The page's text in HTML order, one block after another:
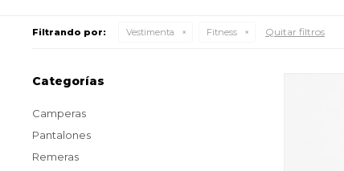
Filtrando por: Vestimenta Fitness Quitar filtros
Categorías
Camperas
Pantalones
Remeras